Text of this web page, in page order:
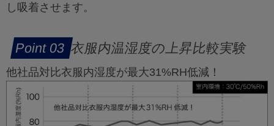
し吸着させます。
衣服内温湿度の上昇比較実験
他社品対比衣服内湿度が最大31%RH低減！